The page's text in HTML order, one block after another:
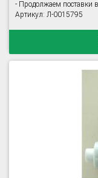
- Продолжаем поставки
Артикул: Л-0015795